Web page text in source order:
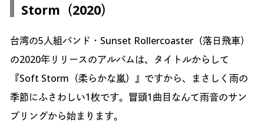
Storm（2020）
台湾の5人組バンド・Sunset Rollercoaster（落日飛車）
の2020年リリースのアルバムは、タイトルからして
『Soft Storm（柔らかな嵐）』ですから、まさしく雨の
季節にふさわしい1枚です。冒頭1曲目なんて雨音のサン
プリングから始まります。